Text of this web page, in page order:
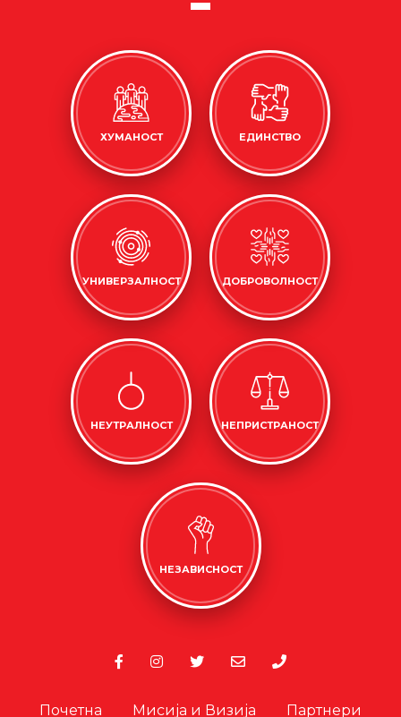
ХУМАНОСТ ЕДИНСТВО
УНИВЕРЗАЛНОСТ ДОБРОВОЛНОСТ
НЕУТРАЛНОСТ НЕПРИСТРАНОСТ
НЕЗАВИСНОСТ
Почетна Мисија и Визија Партнери